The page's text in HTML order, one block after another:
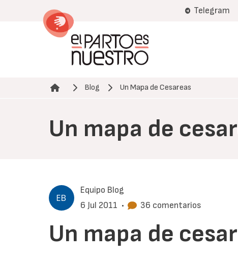
Telegram
Ruta de navegación
Blog Un Mapa de Cesareas
Un mapa de
Equipo Blog
6 Jul 2011 • 36 comentarios
Un mapa de